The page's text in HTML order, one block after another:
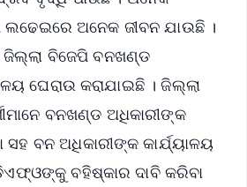
ଅନେକ ଜୀବନ ଯାଉଛି ।
ଜିଲ୍ଲା ବିଜେପି ବନଖଣ୍ଡ
ଘେରାଉ କରାଯାଇଛି । ଜିଲ୍ଲା
ବନଖଣ୍ଡ ଅଧିକାରୀଙ୍କ
ସହ ବନ ଅଧିକାରୀଙ୍କ କାର୍ଯ୍ୟାଳୟ
ବହିଷ୍କାର ଦାବି କରିବା